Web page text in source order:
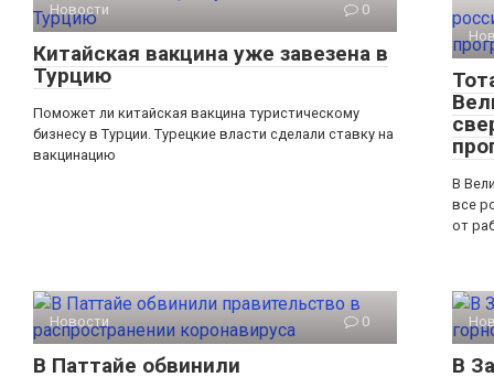
Новости 0
Китайская вакцина уже завезена в
Турцию
Поможет ли китайская вакцина туристическому
бизнесу в Турции. Турецкие власти сделали ставку на
вакцинацию
В
все
от
Новости 0
В Паттайе обвинили
В